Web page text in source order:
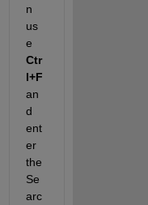
n
us
Ctr
an
d
ent
er
the
Se
arc